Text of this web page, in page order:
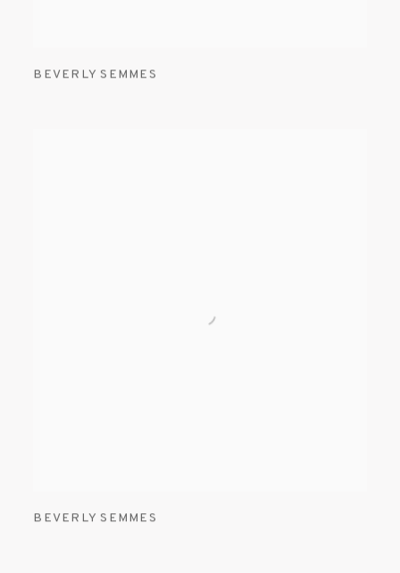
BEVERLY SEMMES
BEVERLY SEMMES